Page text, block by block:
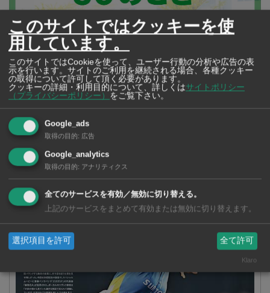
サイト内全体を検索
このサイトではクッキーを使
用しています。
このサイトではCookieを使って、ユーザー行動の分析や広告の表
示を行います。サイトのご利用を継続される場合、各種クッキー
の取得について許可して頂く必要があります。
クッキーの詳細・利用目的について、詳しくはサイトポリシー
（プライバシーポリシー）
をご覧下さい。
Google_ads
取得の目的: 広告
Google_analytics
取得の目的: アナリティクス
全てのサービスを有効／無効に切り替える。
上記のサービスをまとめて有効または無効に切り替えます。
選択項目を許可 全て許可
Klaro